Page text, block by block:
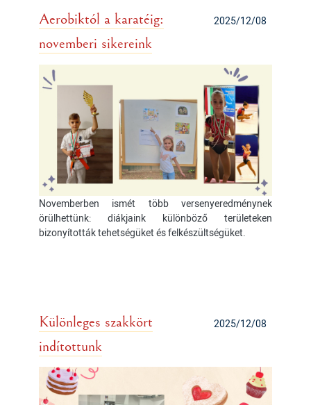
2025/12/08
Aerobiktól a karatéig:
novemberi sikereink
Novemberben ismét több versenyeredménynek
örülhettünk: diákjaink különböző területeken
bizonyították tehetségüket és felkészültségüket.
2025/12/08
Különleges szakkört
indítottunk